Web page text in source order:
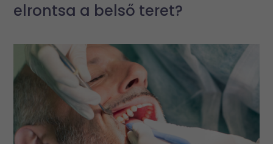
elrontsa a belső teret?